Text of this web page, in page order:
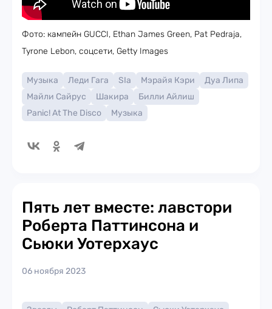
Фото: кампейн GUCCI, Ethan James Green, Pat Pedraja,
Tyrone Lebon, соцсети, Getty Images
Музыка Леди Гага SIa Мэрайя Кэри
Дуа Липа
Майли Сайрус
Шакира
Билли Айлиш
Panic! At The Disco
Музыка
Пять лет вместе: лавстори
Роберта Паттинсона и
Сьюки Уотерхаус
06 ноября 2023